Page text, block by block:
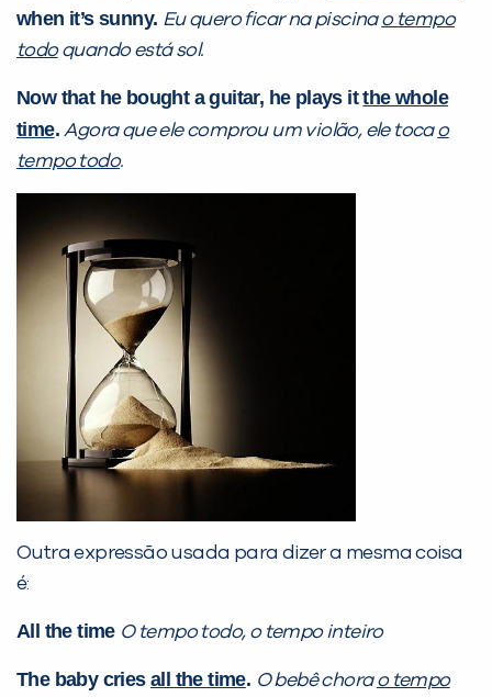
when it’s sunny. Eu quero ficar na piscinao tempo
todoquando está sol.
Now that he bought a guitar, he plays itthe whole
time.Agora que ele comprou um violão, ele tocao
tempo todo.
Outra expressão usada para dizer a mesma coisa
é:
All the time O tempo todo, o tempo inteiro
The baby criesall the time. O bebê chorao tempo
Sim
VOLTAR